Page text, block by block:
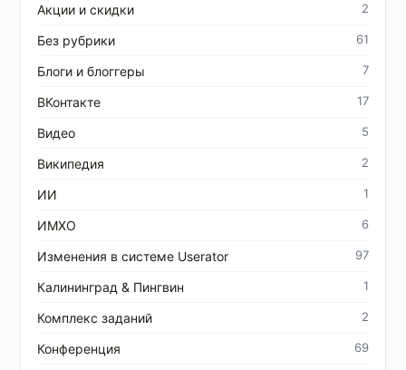
Акции и скидки 2
Без рубрики 61
Блоги и блоггеры 7
ВКонтакте 17
Видео 5
Википедия 2
ИИ 1
ИМХО 6
Изменения в системе Userator 97
Калининград & Пингвин 1
Комплекс заданий 2
Конференция 69